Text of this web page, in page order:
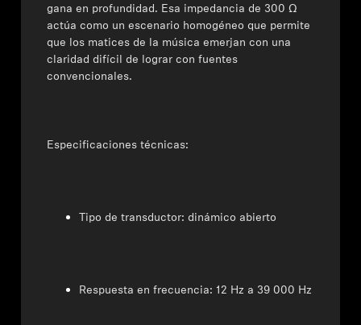
gana en profundidad. Esa impedancia de 300 Ω
actúa como un escenario homogéneo que permite
que los matices de la música emerjan con una
claridad difícil de lograr con fuentes
convencionales.
Especificaciones técnicas:
Tipo de transductor: dinámico abierto
Respuesta en frecuencia: 12 Hz a 39 000 Hz